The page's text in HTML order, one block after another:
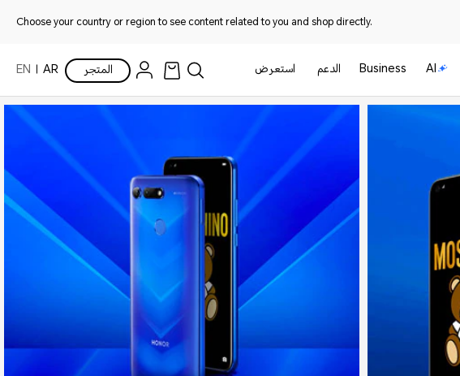
Choose your country or region to see content related to you and shop directly.
AI
Business الدعم استعرض المتجر AR
EN